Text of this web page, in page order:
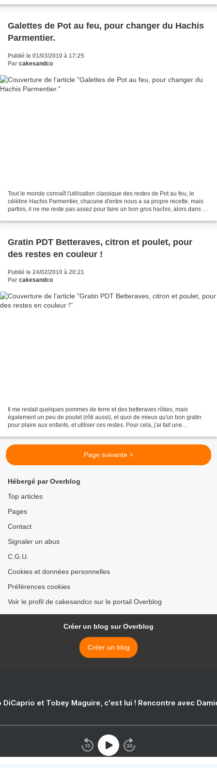
Galettes de Pot au feu, pour changer du Hachis
Parmentier.
Publié le 01/03/2010 à 17:25
Par cakesandco
Tout le monde connaît l'utilisation classique des restes de Pot au feu, le
célèbre Hachis Parmentier, chacune d'entre nous a sa propre recette, mais
parfois, il ne me reste pas assez pour faire un bon gros hachis, alors dans ce
Gratin PDT Betteraves, citron et poulet, pour
des restes en couleur !
Publié le 24/02/2010 à 20:21
Par cakesandco
Il me restait quelques pommes de terre et des betteraves rôties, mais
également un peu de poulet (rôti aussi), et quoi de mieux qu'un bon gratin
pour plaire aux enfants, et utiliser ces restes. Pour cela, j'ai fait une
Page suivante >
Hébergé par Overblog
Top articles
Pages
Contact
Signaler un abus
C.G.U.
Cookies et données personnelles
Préférences cookies
Voir le profil de cakesandco sur le portail Overblog
Créer un blog sur Overblog
Créer un blog
DiCaprio et Tobey Maguire, c'est lui ! Rencontre avec